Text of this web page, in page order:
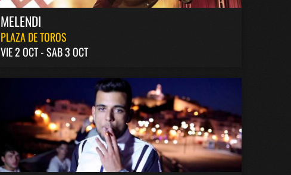
MELENDI
PLAZA DE TOROS
VIE 2 OCT - SAB 3 OCT